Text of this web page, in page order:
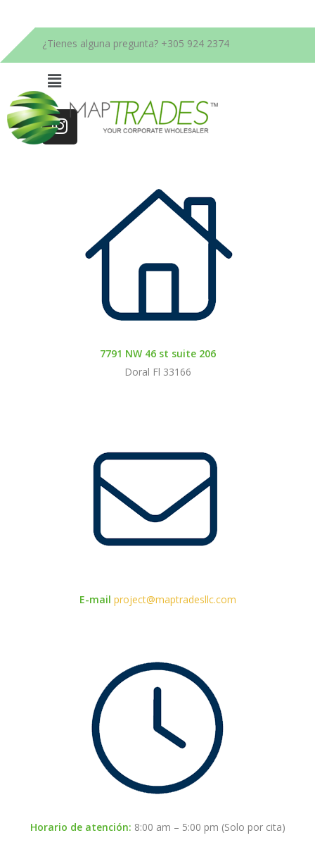
¿Tienes alguna pregunta? +305 924 2374
7791 NW 46 st suite 206
Doral Fl 33166
E-mail project@maptradesllc.com
Horario de atención: 8:00 am – 5:00 pm (Solo por cita)